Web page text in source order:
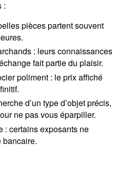
:
pièces partent souvent
: leurs connaissances
fait partie du plaisir.
poliment : le prix affiché
d’un type d’objet précis,
ne pas vous éparpiller.
: certains exposants ne
bancaire.